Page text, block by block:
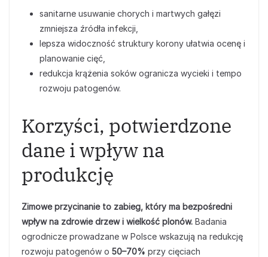
sanitarne usuwanie chorych i martwych gałęzi
zmniejsza źródła infekcji,
lepsza widoczność struktury korony ułatwia ocenę i
planowanie cięć,
redukcja krążenia soków ogranicza wycieki i tempo
rozwoju patogenów.
Korzyści, potwierdzone
dane i wpływ na
produkcję
Zimowe przycinanie to zabieg, który ma bezpośredni
wpływ na zdrowie drzew i wielkość plonów. Badania
ogrodnicze prowadzane w Polsce wskazują na redukcję
rozwoju patogenów o 50–70% przy cięciach